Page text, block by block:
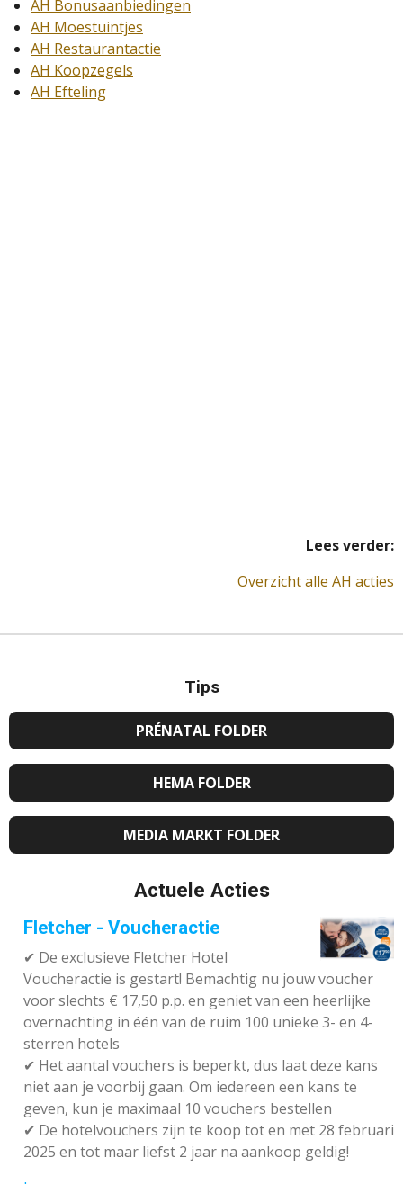
AH Bonusaanbiedingen
AH Moestuintjes
AH Restaurantactie
AH Koopzegels
AH Efteling
Lees verder:
Overzicht alle AH acties
Tips
PRÉNATAL FOLDER
HEMA FOLDER
MEDIA MARKT FOLDER
Actuele Acties
Fletcher - Voucheractie
✔ De exclusieve Fletcher Hotel
Voucheractie is gestart! Bemachtig nu jouw voucher
voor slechts € 17,50 p.p. en geniet van een heerlijke
overnachting in één van de ruim 100 unieke 3- en 4-
sterren hotels
✔ Het aantal vouchers is beperkt, dus laat deze kans
niet aan je voorbij gaan. Om iedereen een kans te
geven, kun je maximaal 10 vouchers bestellen
✔ De hotelvouchers zijn te koop tot en met 28 februari
2025 en tot maar liefst 2 jaar na aankoop geldig!